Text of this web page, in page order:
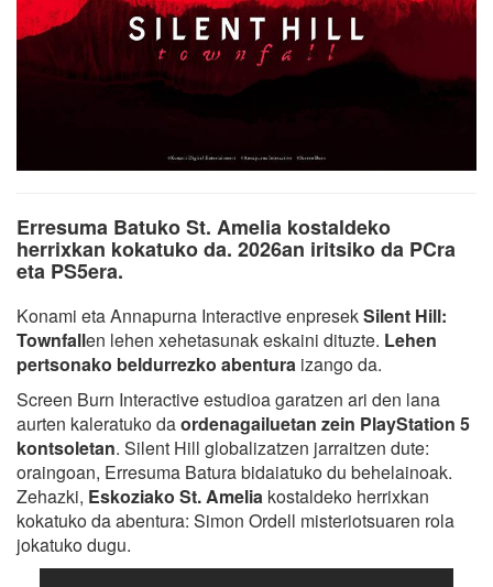
Erresuma Batuko St. Amelia kostaldeko
herrixkan kokatuko da. 2026an iritsiko da PCra
eta PS5era.
Konami eta Annapurna Interactive enpresekSilent Hill:
Townfallen lehen xehetasunak eskaini dituzte. Lehen
pertsonako beldurrezko abentura izango da.
Screen Burn Interactive estudioa garatzen ari den lana
aurten kaleratuko daordenagailuetan zein PlayStation 5
kontsoletan. Silent Hill globalizatzen jarraitzen dute:
oraingoan, Erresuma Batura bidaiatuko du behelainoak.
Zehazki, Eskoziako St. Amelia kostaldeko herrixkan
kokatuko da abentura: Simon Ordell misteriotsuaren rola
jokatuko dugu.